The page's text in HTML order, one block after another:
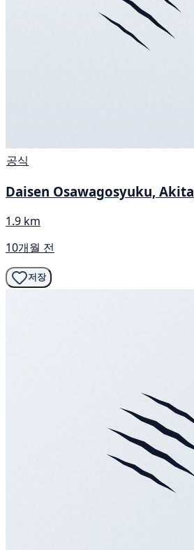
공식
Daisen Osawagosyuku, Akita
1.9 km
10개월 전
저장